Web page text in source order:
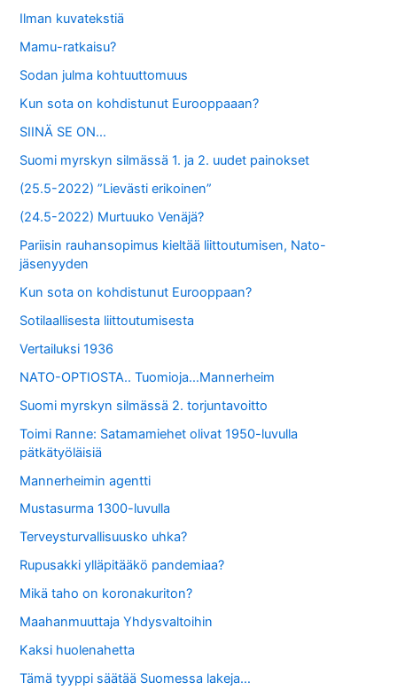
Ilman kuvatekstiä
Mamu-ratkaisu?
Sodan julma kohtuuttomuus
Kun sota on kohdistunut Eurooppaaan?
SIINÄ SE ON…
Suomi myrskyn silmässä 1. ja 2. uudet painokset
(25.5-2022) ”Lievästi erikoinen”
(24.5-2022) Murtuuko Venäjä?
Pariisin rauhansopimus kieltää liittoutumisen, Nato-
jäsenyyden
Kun sota on kohdistunut Eurooppaan?
Sotilaallisesta liittoutumisesta
Vertailuksi 1936
NATO-OPTIOSTA.. Tuomioja…Mannerheim
Suomi myrskyn silmässä 2. torjuntavoitto
Toimi Ranne: Satamamiehet olivat 1950-luvulla
pätkätyöläisiä
Mannerheimin agentti
Mustasurma 1300-luvulla
Terveysturvallisuusko uhka?
Rupusakki ylläpitääkö pandemiaa?
Mikä taho on koronakuriton?
Maahanmuuttaja Yhdysvaltoihin
Kaksi huolenahetta
Tämä tyyppi säätää Suomessa lakeja…